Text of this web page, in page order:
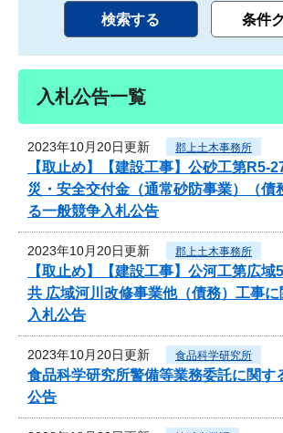
入札公告一覧
2023年10月20日更新 郡上土木事務所
【取止め】【建設工事】公砂工第
災・安全交付金（通常砂防事業）（債
る一般競争入札公告
2023年10月20日更新 郡上土木事務所
【取止め】【建設工事】公河工第広
共 広域河川改修事業他（債務）工事
入札公告
2023年10月20日更新 食品科学研究所
食品科学研究所警備等業務委託に関す
公告